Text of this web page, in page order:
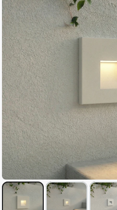
de
la
galería
de
imágenes